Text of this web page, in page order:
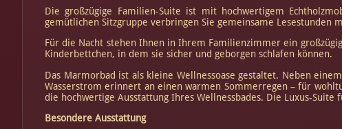
Die großzügige Familien-Suite ist mit hochwertigem
gemütlichen Sitzgruppe verbringen Sie gemeinsame
Für die Nacht stehen Ihnen in Ihrem Familienzimmer ein
Kinderbettchen, in dem sie sicher und geborgen schlafen können.
Das Marmorbad ist als kleine Wellnessoase gestaltet. Neben
Wasserstrom erinnert an einen warmen Sommerregen – für
die hochwertige Ausstattung Ihres Wellnessbades. Die Luxus-
Besondere Ausstattung